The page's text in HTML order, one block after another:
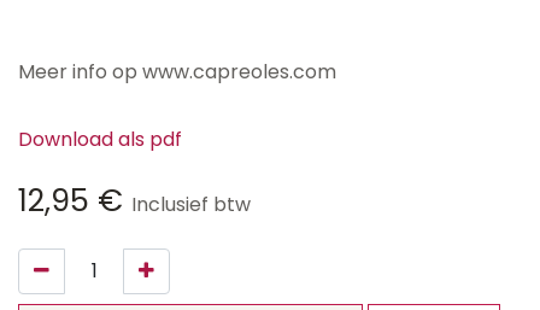
Meer info op www.capreoles.com
Download als pdf
12,95 € Inclusief btw